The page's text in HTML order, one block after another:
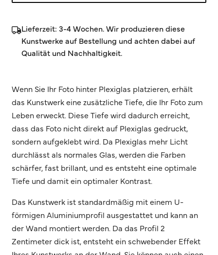
Lieferzeit: 3-4 Wochen. Wir produzieren diese
Kunstwerke auf Bestellung und achten dabei auf
Qualität und Nachhaltigkeit.
Wenn Sie Ihr Foto hinter Plexiglas platzieren, erhält
das Kunstwerk eine zusätzliche Tiefe, die Ihr Foto zum
Leben erweckt. Diese Tiefe wird dadurch erreicht,
dass das Foto nicht direkt auf Plexiglas gedruckt,
sondern aufgeklebt wird. Da Plexiglas mehr Licht
durchlässt als normales Glas, werden die Farben
schärfer, fast brillant, und es entsteht eine optimale
Tiefe und damit ein optimaler Kontrast.
Das Kunstwerk ist standardmäßig mit einem U-
förmigen Aluminiumprofil ausgestattet und kann an
der Wand montiert werden. Da das Profil 2
Zentimeter dick ist, entsteht ein schwebender Effekt